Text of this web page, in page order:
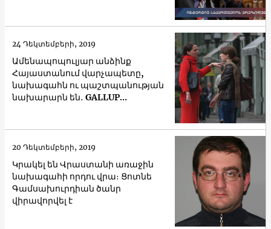
Ամենապոպուլյար անձինք
Հայաստանում վարչապետը,
նախագահն ու պաշտպանության
նախարարն են․ GALLUP
24 Դեկտեմբերի, 2019
Կրակել են Վրաստանի առաջին
նախագահի որդու վրա։ Ցոտնե
Գամսախուրդիան ծանր
վիրավորվել է
20 Դեկտեմբերի, 2019